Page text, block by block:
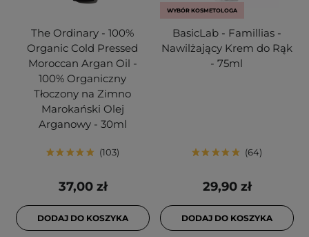
The Ordinary - 100%
Organic Cold Pressed
Moroccan Argan Oil -
100% Organiczny
Tłoczony na Zimno
Marokański Olej
Arganowy - 30ml
103
37,00 zł
DODAJ DO KOSZYKA
WYBÓR KOSMETOLOGA
BasicLab - Famillias -
Nawilżający Krem do Rąk
- 75ml
64
29,90 zł
DODAJ DO KOSZYKA